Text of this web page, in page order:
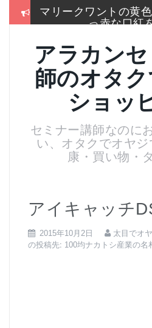
マリークワントの黄
っ赤な口紅
冬はこれしか履かな
手放せな
2017通販各社のおせ
とめて
クス美肌
名刺より大きいサイ
スブレー
ムーンか
アラカン
師のオタ
ショッ
セミナー講師なのに
い、オタクでオヤ
康・買い物・
アイキャッチ
2015年10月2日 太目でオ
の投稿先: 100均ナカトシ産業の